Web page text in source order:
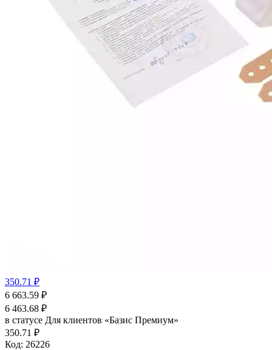
350.71 ₽
6 663.59 ₽
6 463.68 ₽
в статусе Для клиентов «Базис Премиум»
350.71 ₽
Код: 26226